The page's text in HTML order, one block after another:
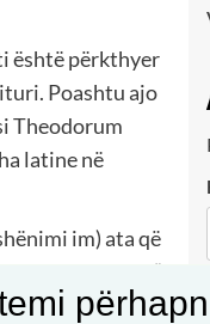
është përkthyer
Poashtu ajo
Theodorum
latine në
im) ata që
rei militaris”,